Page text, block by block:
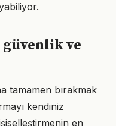
ve
tamamen bırakmak
kendiniz
en